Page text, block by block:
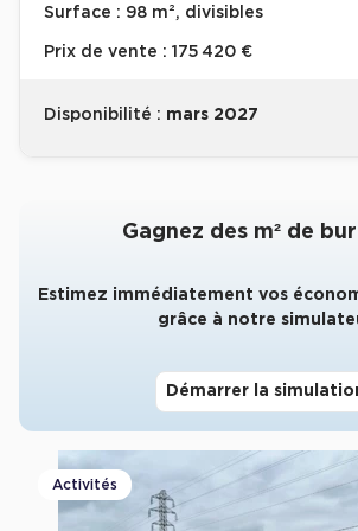
Collections de Logistique
Entrepôts Messagerie
Location de Commerces à Paris
Location de Commerces à Bordeaux
Location de Commerces à Toulouse
Location de Commerces à Reims
Surface : 98 m², divisibles
Prix de vente : 175 420 €
Disponibilité : mars 2027
Gagnez des m² de
Estimez immédiatement vos
grâce à notre
Démarrer la
Activités